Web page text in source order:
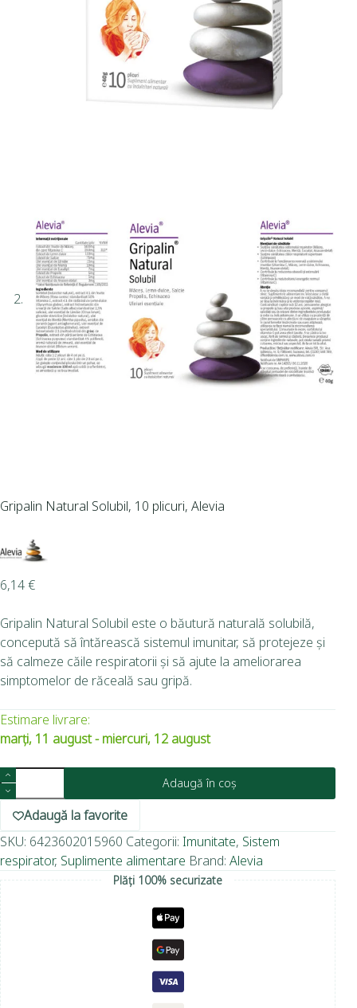
Gripalin Natural Solubil, 10 plicuri, Alevia
6,14€
Gripalin Natural Solubil este o băutură naturală solubilă,
concepută să întărească sistemul imunitar, să protejeze și
să calmeze căile respiratorii și să ajute la ameliorarea
simptomelor de răceală sau gripă.
Estimare livrare:
marți, 11 august - miercuri, 12 august
Adaugă în coș
Adaugă la favorite
SKU: 6423602015960 Categorii: Imunitate, Sistem
respirator, Suplimente alimentare Brand: Alevia
Plăți 100% securizate